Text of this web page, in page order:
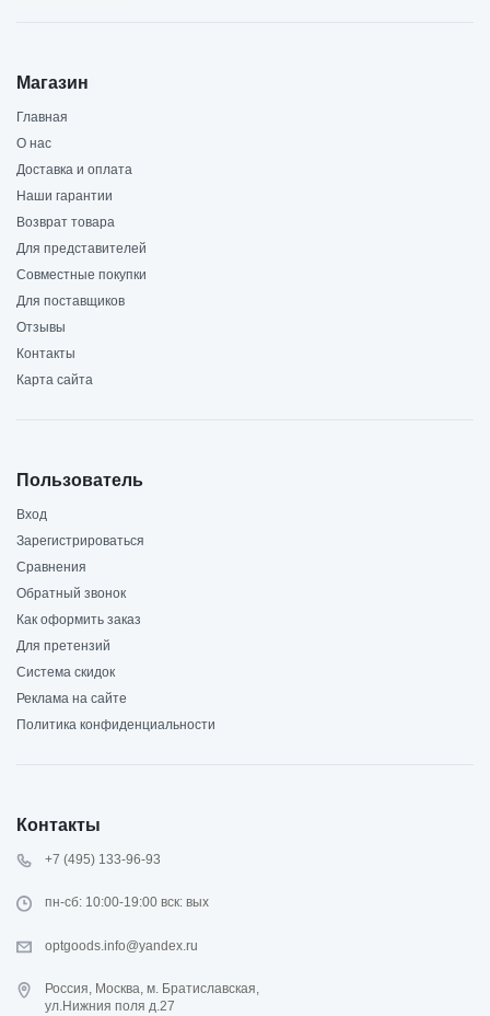
Магазин
Главная
О нас
Доставка и оплата
Наши гарантии
Возврат товара
Для представителей
Совместные покупки
Для поставщиков
Отзывы
Контакты
Карта сайта
Пользователь
Вход
Зарегистрироваться
Сравнения
Обратный звонок
Как оформить заказ
Для претензий
Система скидок
Реклама на сайте
Политика конфиденциальности
Контакты
+7 (495) 133-96-93
пн-сб: 10:00-19:00 вск: вых
optgoods.info@yandex.ru
Россия, Москва, м. Братиславская,
ул.Нижния поля д.27